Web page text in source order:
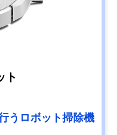
ト
うロボット掃除機